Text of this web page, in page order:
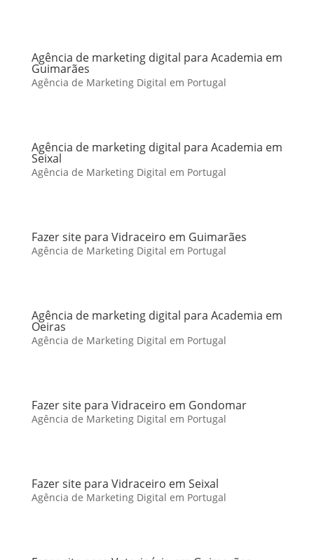
Agência de marketing digital para Academia em
Guimarães
Agência de Marketing Digital em Portugal
Agência de marketing digital para Academia em
Seixal
Agência de Marketing Digital em Portugal
Fazer site para Vidraceiro em Guimarães
Agência de Marketing Digital em Portugal
Agência de marketing digital para Academia em
Oeiras
Agência de Marketing Digital em Portugal
Fazer site para Vidraceiro em Gondomar
Agência de Marketing Digital em Portugal
Fazer site para Vidraceiro em Seixal
Agência de Marketing Digital em Portugal